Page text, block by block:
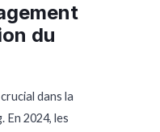
du
dans la
2024, les